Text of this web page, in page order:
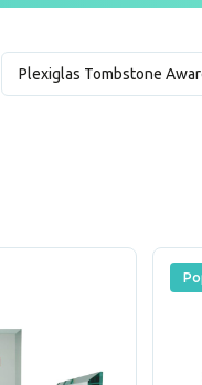
Plexiglas Tombstone